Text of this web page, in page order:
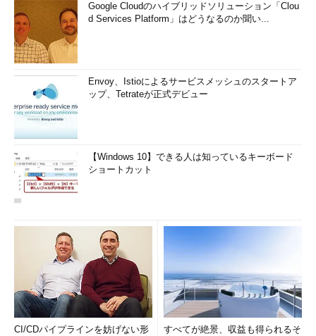
Google Cloudのハイブリッドソリューション「Clou
d Services Platform」はどうなるのか聞い...
Envoy、Istioによるサービスメッシュのスタートア
ップ、Tetrateが正式デビュー
【Windows 10】できる人は知っているキーボード
ショートカット
CI/CDパイプラインを妨げない形
すべてが絶景、収益も得られるそ